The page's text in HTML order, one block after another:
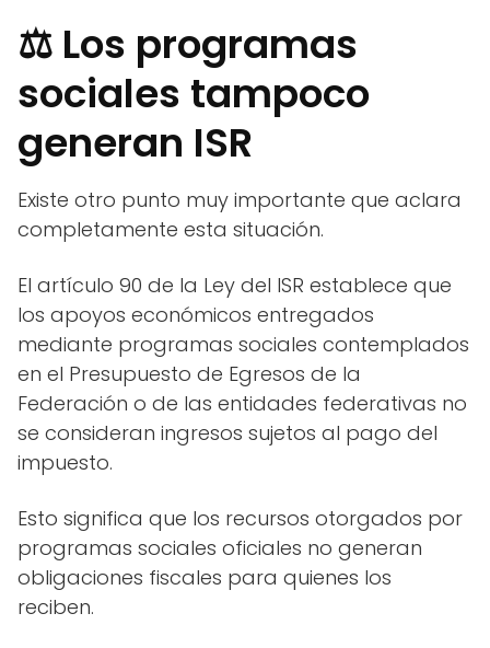
⚖️ Los programas
sociales tampoco
generan ISR
Existe otro punto muy importante que aclara
completamente esta situación.
El artículo 90 de la Ley del ISR establece que
los apoyos económicos entregados
mediante programas sociales contemplados
en el Presupuesto de Egresos de la
Federación o de las entidades federativas no
se consideran ingresos sujetos al pago del
impuesto.
Esto significa que los recursos otorgados por
programas sociales oficiales no generan
obligaciones fiscales para quienes los
reciben.